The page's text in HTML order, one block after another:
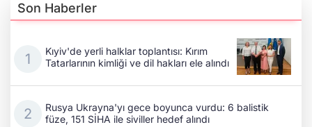
Son Haberler
Kıyiv'de yerli halklar toplantısı: Kırım
Tatarlarının kimliği ve dil hakları ele alındı
Rusya Ukrayna'yı gece boyunca vurdu: 6 balistik
füze, 151 SİHA ile siviller hedef alındı